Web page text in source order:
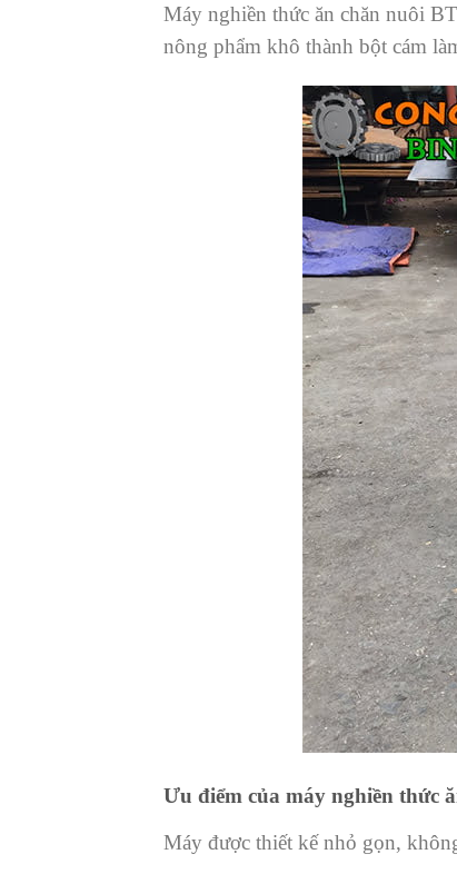
Máy nghiền thức ăn chăn nuôi
nông phẩm khô thành bột cám
Ưu điểm của máy nghiền thức
Máy được thiết kế nhỏ gọn,